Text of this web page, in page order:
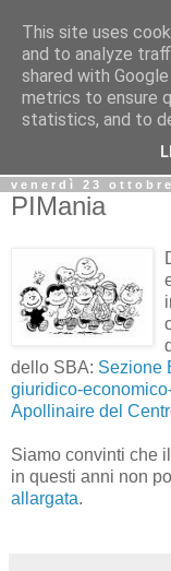
Il Blog della
informazioni
venerdì 23 ottobre
PIMania
dello SBA: Sezione
giuridico-
Apollinaire del
Siamo convinti che
in questi anni non
allargata.
This site uses
and to analyze
shared with
metrics to ensure
statistics, and to